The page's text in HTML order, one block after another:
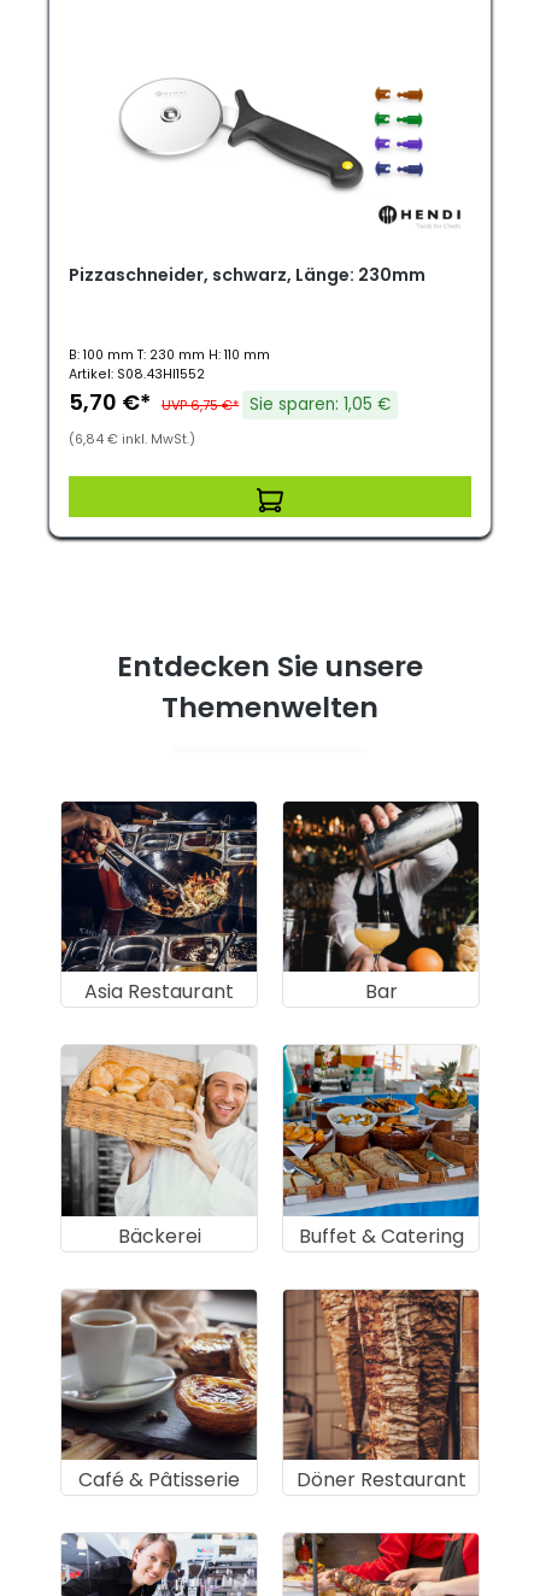
Pizzaschneider, schwarz, Länge: 230mm
B: 100 mm T: 230 mm H: 110 mm
Artikel: S08.43HI1552
5,70 €* UVP 6,75 €* Sie sparen: 1,05 €
(6,84 € inkl. MwSt.)
Entdecken Sie unsere
Themenwelten
Asia Restaurant Bar
Bäckerei Buffet & Catering
Café & Pâtisserie Döner Restaurant